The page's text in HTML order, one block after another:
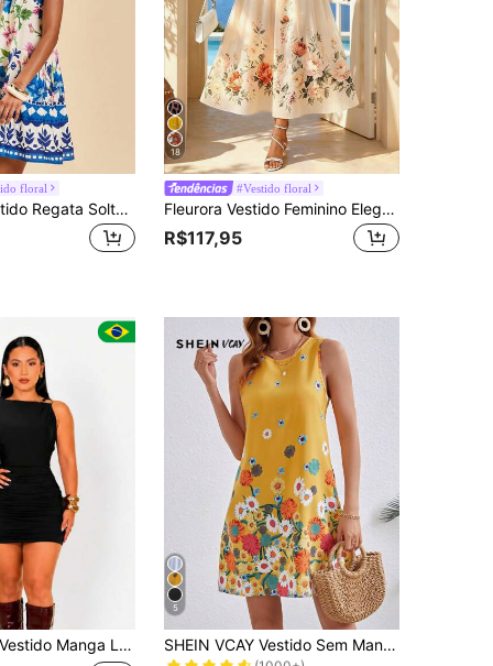
floral
Travachic Vestido Regata Solto com Estampa Floral & Geométrica Estilo Férias de Verão na Praia para Mulheres
18
#Vestido floral
Fleurora Vestido Feminino Elegante com Decote em V, Estampa Floral Plissada e Cintura Marcada, Comprimento Médio, para Festa e Reunião
R$117,95
Vestido Manga Longa Única Nula Manga Elegante curto Sofisticado Chic Depreado Elegante Look noite Inverno Moda Blogueira Tendencia Primavera
5
SHEIN VCAY Vestido Sem Mangas Estampado Com Flores Para Mulheres
#5 Mais Vendido
em Amarelo Vestidos Curtos Femininos
(1000+)